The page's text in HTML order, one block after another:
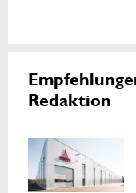
Redaktion